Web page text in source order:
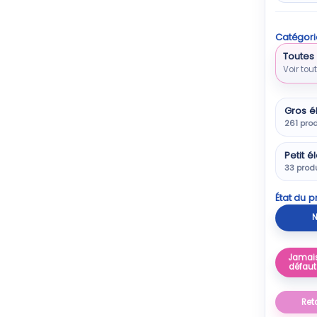
Voir
Gros
261
Petit
33
État du
défaut